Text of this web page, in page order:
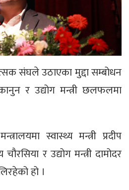
संघले उठाएका मुद्दा सम्बोधन
र उद्योग मन्त्री छलफलमा
स्वास्थ्य मन्त्री प्रदीप
र उद्योग मन्त्री दामोदर
हो ।